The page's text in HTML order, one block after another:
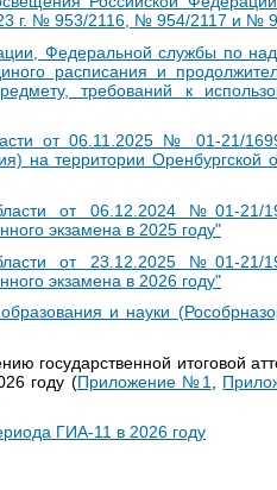
г. № 953/2116, № 954/2117 и №
Федеральной службы по
расписания и
требований к
от 06.11.2025 № 01-21/
на территории Оренбургской
от 06.12.2024 №01-21/
экзамена в 2025 году"
от 23.12.2025 №01-21/
экзамена в 2026 году"
и науки
государственной итоговой
году (Приложение №1
ГИА-11 в 2026 году